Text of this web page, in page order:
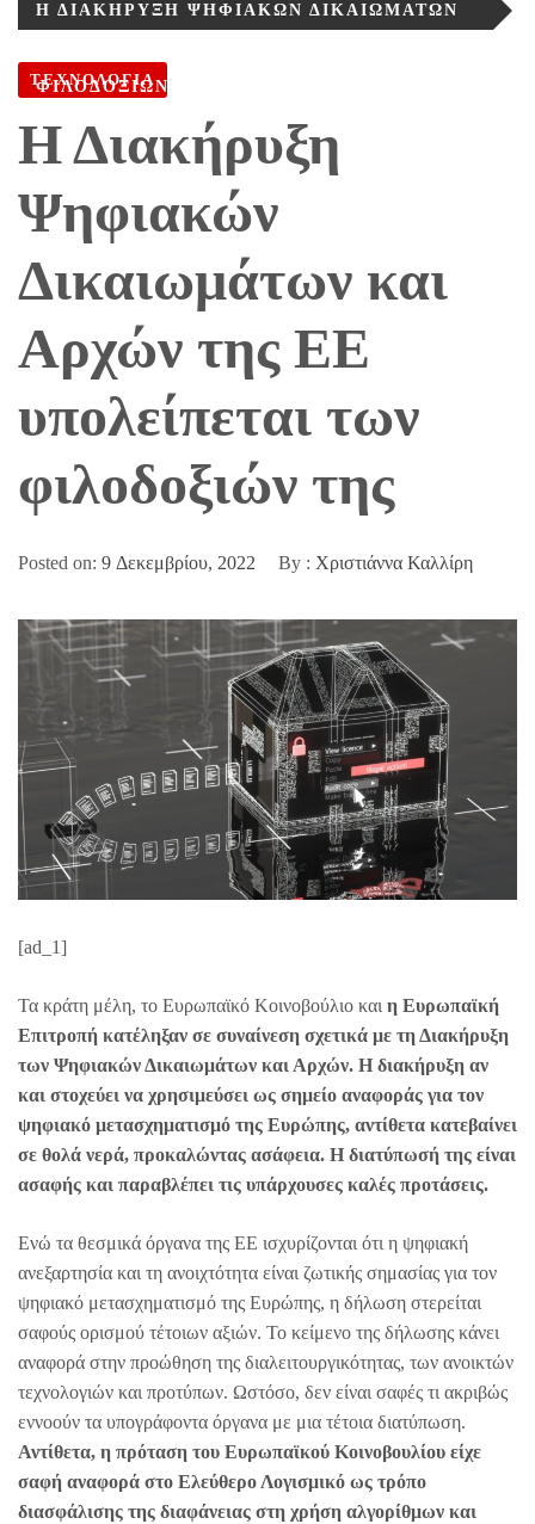
Η ΔΙΑΚΉΡΥΞΗ ΨΗΦΙΑΚΏΝ ΔΙΚΑΙΩΜΆΤΩΝ
ΦΙΛΟΔΟΞΙΏΝ ΤΗΣ
ΤΕΧΝΟΛΟΓΙΑ
Η Διακήρυξη
Ψηφιακών
Δικαιωμάτων και
Αρχών της ΕΕ
υπολείπεται των
φιλοδοξιών της
Posted on: 9 Δεκεμβρίου, 2022 By : Χριστιάννα Καλλίρη
[ad_1]
Τα κράτη μέλη, το Ευρωπαϊκό Κοινοβούλιο και η Ευρωπαϊκή
Επιτροπή κατέληξαν σε συναίνεση σχετικά με τη Διακήρυξη
των Ψηφιακών Δικαιωμάτων και Αρχών. Η διακήρυξη αν
και στοχεύει να χρησιμεύσει ως σημείο αναφοράς για τον
ψηφιακό μετασχηματισμό της Ευρώπης, αντίθετα κατεβαίνει
σε θολά νερά, προκαλώντας ασάφεια. Η διατύπωσή της είναι
ασαφής και παραβλέπει τις υπάρχουσες καλές προτάσεις.
Ενώ τα θεσμικά όργανα της ΕΕ ισχυρίζονται ότι η ψηφιακή
ανεξαρτησία και τη ανοιχτότητα είναι ζωτικής σημασίας για τον
ψηφιακό μετασχηματισμό της Ευρώπης, η δήλωση στερείται
σαφούς ορισμού τέτοιων αξιών. Το κείμενο της δήλωσης κάνει
αναφορά στην προώθηση της διαλειτουργικότητας, των ανοικτών
τεχνολογιών και προτύπων. Ωστόσο, δεν είναι σαφές τι ακριβώς
εννοούν τα υπογράφοντα όργανα με μια τέτοια διατύπωση.
Αντίθετα, η πρόταση του Ευρωπαϊκού Κοινοβουλίου είχε
σαφή αναφορά στο Ελεύθερο Λογισμικό ως τρόπο
διασφάλισης της διαφάνειας στη χρήση αλγορίθμων και